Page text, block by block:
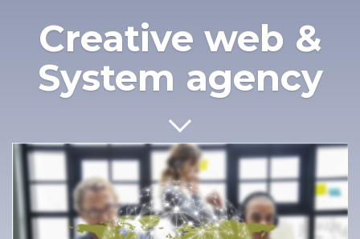
Creative web &
System agency